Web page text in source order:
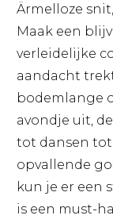
Ärmelloze
Maak een
verleidelijke
aandacht
bodemlange
avondje uit,
tot dansen
opvallende
kun je er een
is een must-